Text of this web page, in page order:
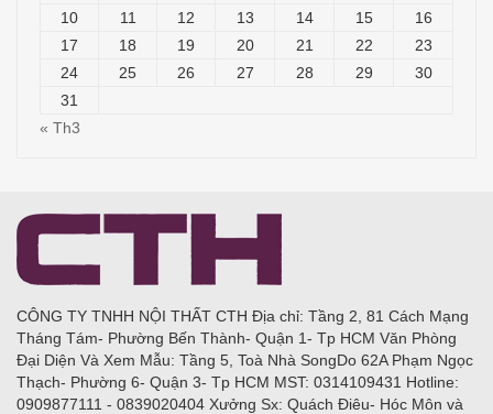
10
11 12 13 14 15
16
17
18 19 20 21 22
23
24
25 26 27 28 29
30
31
« Th3
CÔNG TY TNHH NỘI THẤT CTH Địa chỉ: Tầng 2, 81 Cách Mạng
Tháng Tám- Phường Bến Thành- Quận 1- Tp HCM Văn Phòng
Đại Diện Và Xem Mẫu: Tầng 5, Toà Nhà SongDo 62A Phạm Ngọc
Thạch- Phường 6- Quận 3- Tp HCM MST: 0314109431 Hotline:
0909877111 - 0839020404 Xưởng Sx: Quách Điêu- Hóc Môn và